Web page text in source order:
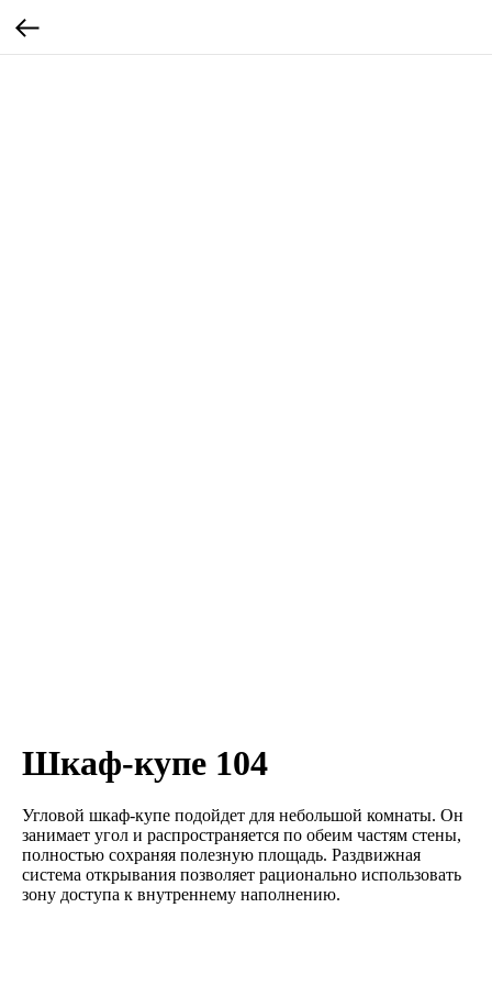
Шкаф-купе 104
Угловой шкаф-купе подойдет для небольшой комнаты. Он
занимает угол и распространяется по обеим частям стены,
полностью сохраняя полезную площадь. Раздвижная
система открывания позволяет рационально использовать
зону доступа к внутреннему наполнению.